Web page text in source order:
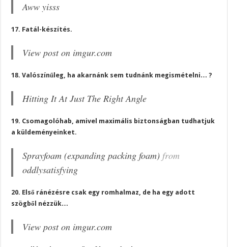
Aww yisss
17. Fatál-készítés.
View post on imgur.com
18. Valószínűleg, ha akarnánk sem tudnánk megismételni… ?
Hitting It At Just The Right Angle
19. Csomagolóhab, amivel maximális biztonságban tudhatjuk
a küldeményeinket.
Sprayfoam (expanding packing foam) from
oddlysatisfying
20. Első ránézésre csak egy romhalmaz, de ha egy adott
szögből nézzük…
View post on imgur.com